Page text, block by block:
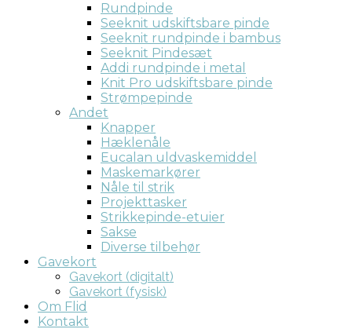
Rundpinde
Seeknit udskiftsbare pinde
Seeknit rundpinde i bambus
Seeknit Pindesæt
Addi rundpinde i metal
Knit Pro udskiftsbare pinde
Strømpepinde
Andet
Knapper
Hæklenåle
Eucalan uldvaskemiddel
Maskemarkører
Nåle til strik
Projekttasker
Strikkepinde-etuier
Sakse
Diverse tilbehør
Gavekort
Gavekort (digitalt)
Gavekort (fysisk)
Om Flid
Kontakt